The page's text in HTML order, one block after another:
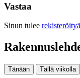
Vastaa
Sinun tulee rekisteröityä
Tänään Tällä viikolla